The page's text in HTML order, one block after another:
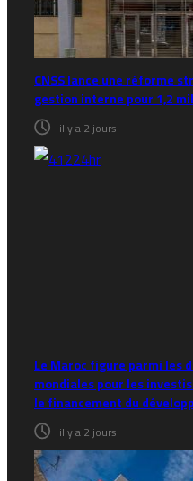
CNSS lance une réforme
gestion interne pour 1,2
il y a 2 jours
Le Maroc figure parmi les
mondiales pour les
le financement du
il y a 2 jours